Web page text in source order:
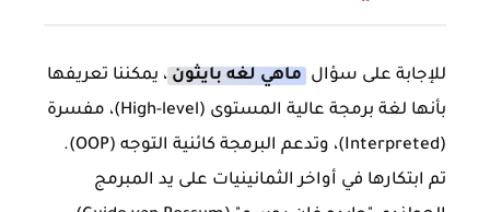
للإجابة على سؤال ماهي لغه بايثون ، يمكننا تعريفها
بأنها لغة برمجة عالية المستوى (High-level)، مفسرة
(Interpreted)، وتدعم البرمجة كائنية التوجه (OOP).
تم ابتكارها في أواخر الثمانينيات على يد المبرمج